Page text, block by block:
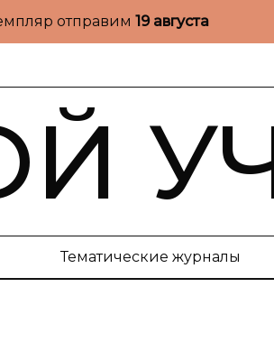
отправим 19 августа
Тематические журналы